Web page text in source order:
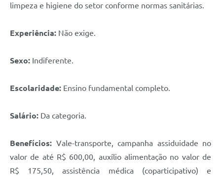
limpeza e higiene do setor conforme normas sanitárias.
Experiência: Não exige.
Sexo: Indiferente.
Escolaridade: Ensino fundamental completo.
Salário: Da categoria.
Benefícios: Vale-transporte, campanha assiduidade no
valor de até R$ 600,00, auxílio alimentação no valor de
R$ 175,50, assistência médica (coparticipativo) e